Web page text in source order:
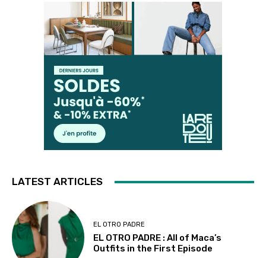
LATEST ARTICLES
EL OTRO PADRE
EL OTRO PADRE : All of Maca’s
Outfits in the First Episode